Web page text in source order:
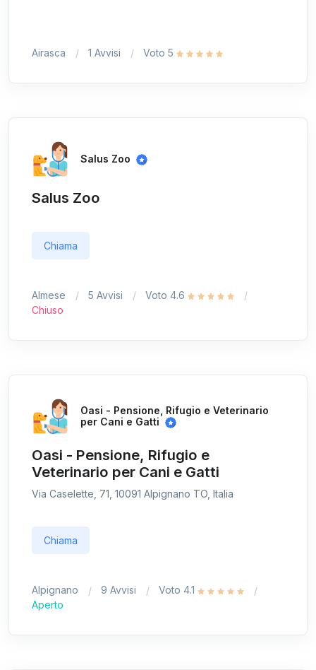
Airasca 1 Avvisi Voto 5
Salus Zoo
Salus Zoo
Chiama
Almese 5 Avvisi
Voto 4.6
Chiuso
Oasi - Pensione, Rifugio e Veterinario
per Cani e Gatti
Oasi - Pensione, Rifugio e
Veterinario per Cani e Gatti
Via Caselette, 71, 10091 Alpignano TO, Italia
Chiama
Alpignano 9 Avvisi
Voto 4.1
Aperto